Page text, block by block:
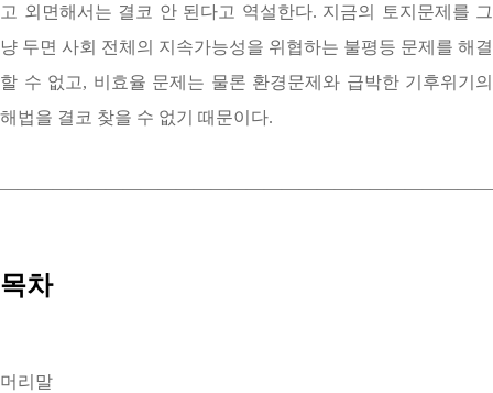
고 외면해서는 결코 안 된다고 역설한다. 지금의 토지문제를 그
냥 두면 사회 전체의 지속가능성을 위협하는 불평등 문제를 해결
할 수 없고, 비효율 문제는 물론 환경문제와 급박한 기후위기의
해법을 결코 찾을 수 없기 때문이다.
목차
머리말